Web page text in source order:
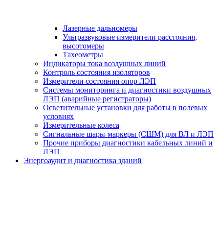
Лазерные дальномеры
Ультразвуковые измерители расстояния,
высотомеры
Тахеометры
Индикаторы тока воздушных линий
Контроль состояния изоляторов
Измерители состояния опор ЛЭП
Системы мониторинга и диагностики воздушных
ЛЭП (аварийные регистраторы)
Осветительные установки для работы в полевых
условиях
Измерительные колеса
Сигнальные шары-маркеры (СШМ) для ВЛ и ЛЭП
Прочие приборы диагностики кабельных линий и
ЛЭП
Энергоаудит и диагностика зданий